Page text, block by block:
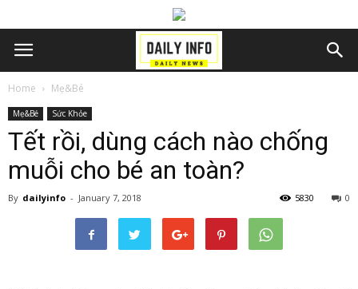
Home Mẹ&Bé
Mẹ&Bé Sức Khỏe
Tết rồi, dùng cách nào chống
muỗi cho bé an toàn?
By dailyinfo - January 7, 2018 0
5830